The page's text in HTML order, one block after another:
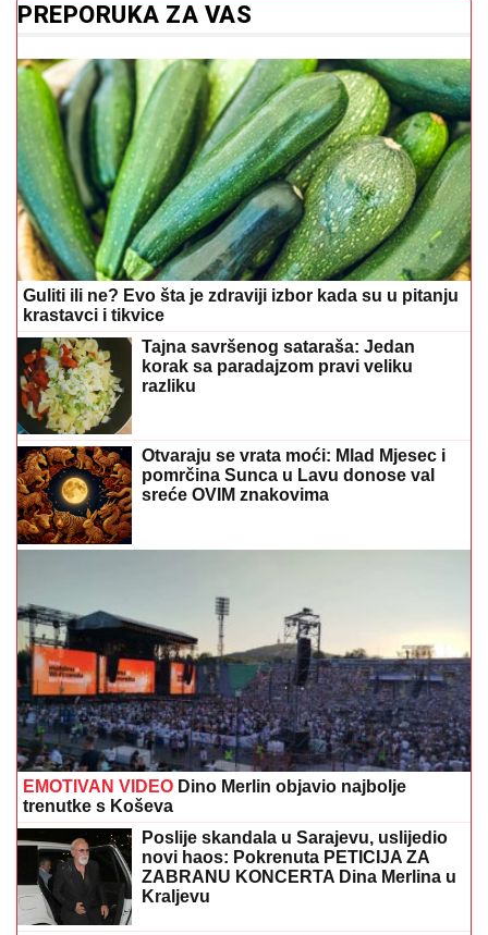
PREPORUKA ZA VAS
Guliti ili ne? Evo šta je zdraviji izbor kada su u pitanju
krastavci i tikvice
Tajna savršenog sataraša: Jedan
korak sa paradajzom pravi veliku
razliku
Otvaraju se vrata moći: Mlad Mjesec i
pomrčina Sunca u Lavu donose val
sreće OVIM znakovima
EMOTIVAN VIDEO Dino Merlin objavio najbolje
trenutke s Koševa
Poslije skandala u Sarajevu, uslijedio
novi haos: Pokrenuta PETICIJA ZA
ZABRANU KONCERTA Dina Merlina u
Kraljevu